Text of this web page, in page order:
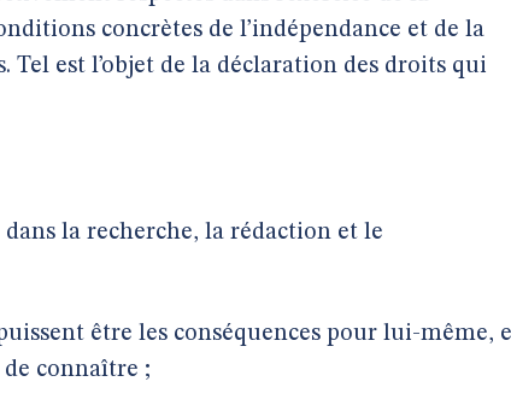
concrètes de l’indépendance et de la
est l’objet de la déclaration des droits qui
la recherche, la rédaction et le
être les conséquences pour lui-même,
connaître ;